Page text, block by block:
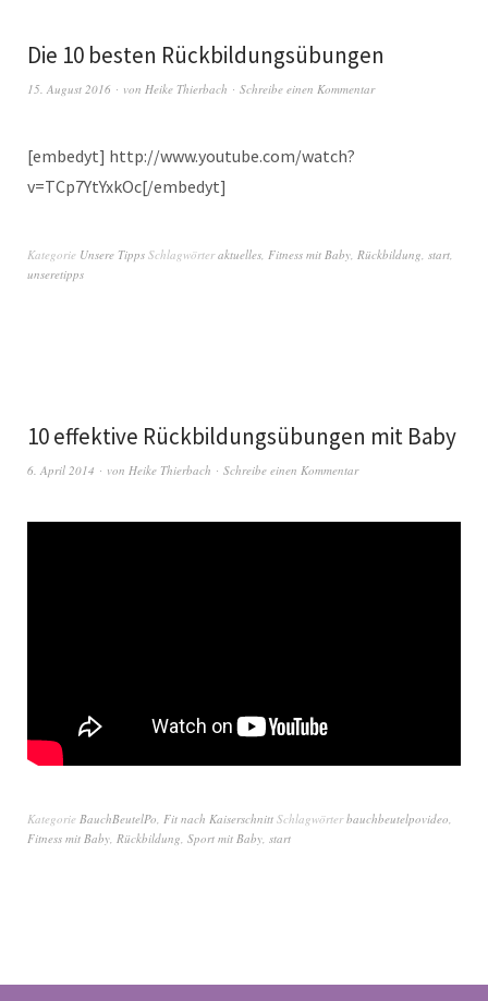
Die 10 besten Rückbildungsübungen
15. August 2016 von Heike Thierbach Schreibe einen Kommentar
[embedyt] http://www.youtube.com/watch?
v=TCp7YtYxkOc[/embedyt]
Kategorie Unsere Tipps Schlagwörteraktuelles Fitness mit Baby Rückbildung start
unseretipps
10 effektive Rückbildungsübungen mit Baby
6. April 2014 von Heike Thierbach Schreibe einen Kommentar
Kategorie BauchBeutelPo Fit nach Kaiserschnitt Schlagwörterbauchbeutelpovideo
Fitness mit Baby Rückbildung Sport mit Baby start